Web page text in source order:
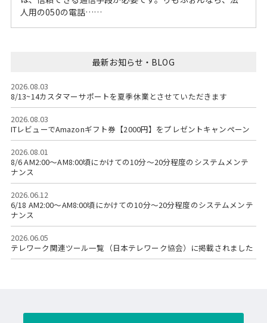
人用の050の電話……
最新お知らせ・BLOG
2026.08.03
8/13~14カスタマーサポートを夏季休業とさせていただきます
2026.08.03
ITレビューでAmazonギフト券【2000円】をプレゼントキャンペーン
2026.08.01
8/6 AM2:00～AM8:00頃にかけての10分～20分程度のシステムメンテ
ナンス
2026.06.12
6/18 AM2:00～AM8:00頃にかけての10分～20分程度のシステムメンテ
ナンス
2026.06.05
テレワーク関連ツール一覧（日本テレワーク協会）に掲載されました